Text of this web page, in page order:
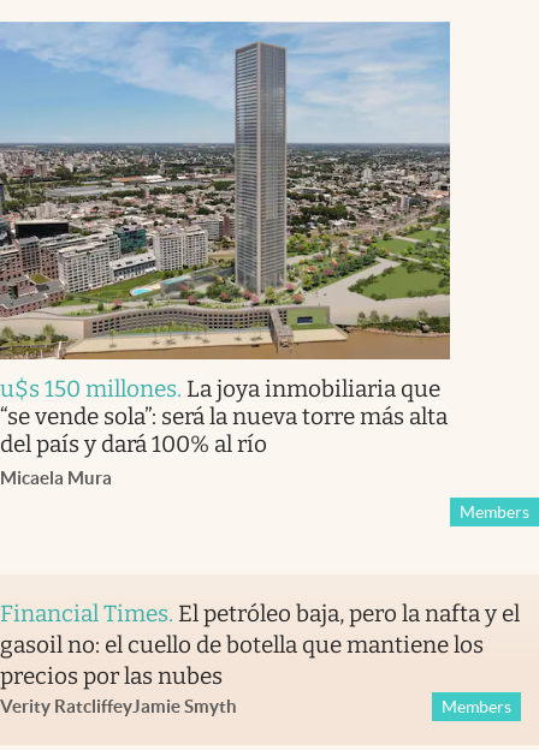
u$s 150 millones. La joya inmobiliaria que
“se vende sola”: será la nueva torre más alta
del país y dará 100% al río
Micaela Mura
Members
Financial Times. El petróleo baja, pero la nafta y el
gasoil no: el cuello de botella que mantiene los
precios por las nubes
Verity RatcliffeyJamie Smyth Members